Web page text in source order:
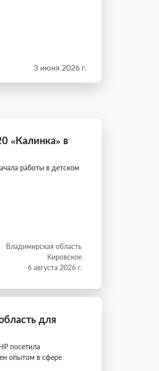
3 июня 2026 г.
«Калинка» в
работы в детском
Владимирская область
Кировское
6 августа 2026 г.
для
посетила
опытом в сфере